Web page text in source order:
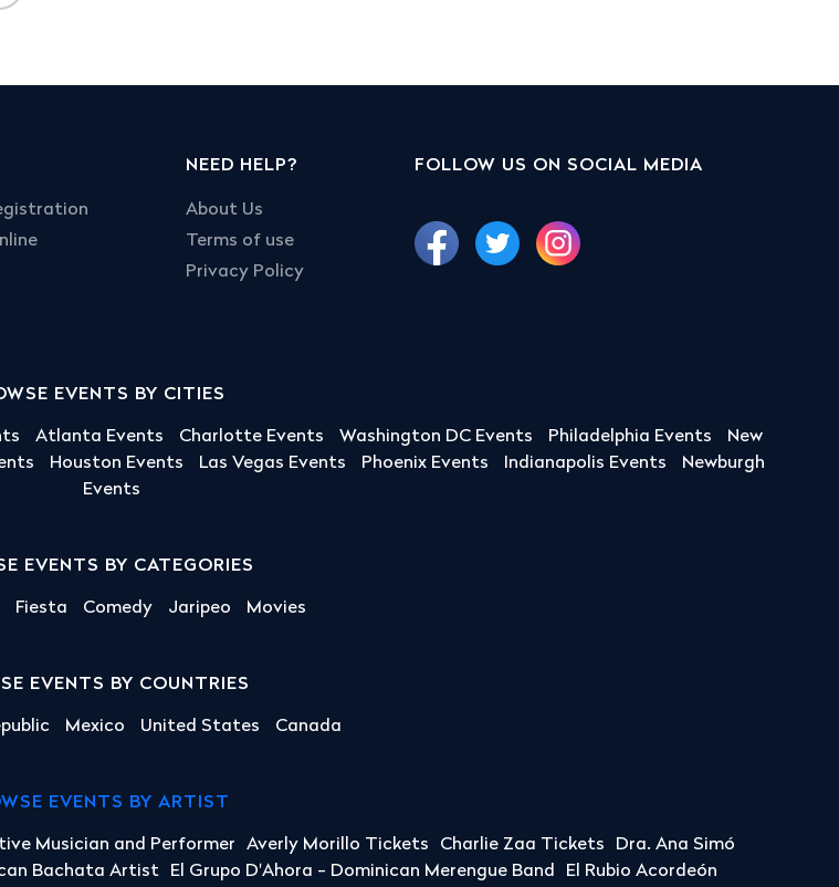
NEED HELP?
About Us
Terms of use
Privacy Policy
FOLLOW US ON SOCIAL MEDIA
EVENTS BY CITIES
Atlanta Events Charlotte Events Washington DC Events Philadelphia Events
New
Houston Events Las Vegas Events Phoenix Events Indianapolis Events
Newburgh
Events
EVENTS BY CATEGORIES
Fiesta Comedy Jaripeo Movies
EVENTS BY COUNTRIES
Mexico United States Canada
EVENTS BY ARTIST
Musician and Performer Averly Morillo Tickets Charlie Zaa Tickets
Dra. Ana Simó
Bachata Artist El Grupo D'Ahora - Dominican Merengue Band El Rubio Acordeón